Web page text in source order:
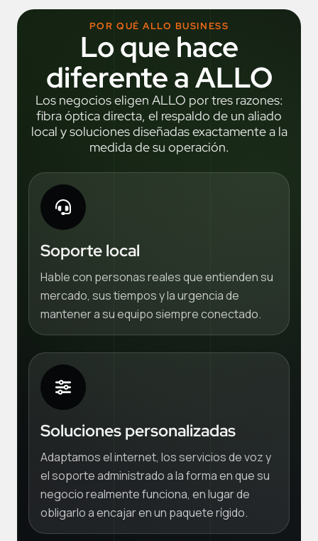
POR QUÉ ALLO BUSINESS
Lo que hace
diferente a ALLO
Los negocios eligen ALLO por tres razones:
fibra óptica directa, el respaldo de un aliado
local y soluciones diseñadas exactamente a la
medida de su operación.
Soporte local
Hable con personas reales que entienden su
mercado, sus tiempos y la urgencia de
mantener a su equipo siempre conectado.
Soluciones personalizadas
Adaptamos el internet, los servicios de voz y
el soporte administrado a la forma en que su
negocio realmente funciona, en lugar de
obligarlo a encajar en un paquete rígido.